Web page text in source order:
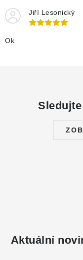
POVRCHOVÁ
KABELY A
NÁHRADNÍ DÍLY
Kontakt Sleva pro
Jiří Lesonický
Ok
Aktuální